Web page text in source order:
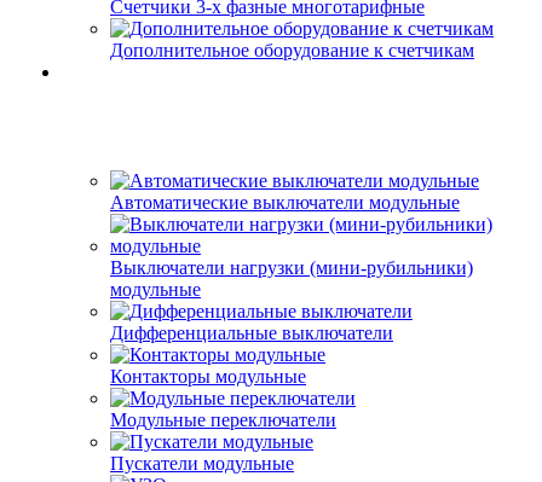
Счетчики 3-х фазные многотарифные
Дополнительное оборудование к счетчикам
Автоматические выключатели модульные
Выключатели нагрузки (мини-рубильники)
модульные
Дифференциальные выключатели
Контакторы модульные
Модульные переключатели
Пускатели модульные